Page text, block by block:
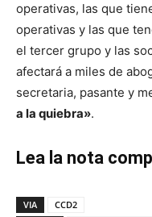
operativas, las que
operativas y las que
el tercer grupo y las
afectará a miles de
secretaria, pasante y
a la quiebra».
Lea la nota
VIA
CCD2